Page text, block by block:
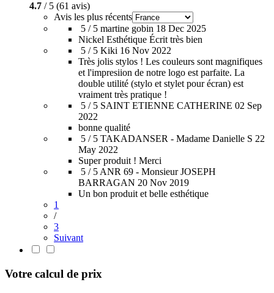
4.7 / 5 (61 avis)
Avis les plus récents
5 / 5 martine gobin 18 Dec 2025
Nickel Esthétique Écrit très bien
5 / 5 Kiki 16 Nov 2022
Très jolis stylos ! Les couleurs sont magnifiques
et l'impresiion de notre logo est parfaite. La
double utilité (stylo et stylet pour écran) est
vraiment très pratique !
5 / 5 SAINT ETIENNE CATHERINE 02 Sep
2022
bonne qualité
5 / 5 TAKADANSER - Madame Danielle S 22
May 2022
Super produit ! Merci
5 / 5 ANR 69 - Monsieur JOSEPH
BARRAGAN 20 Nov 2019
Un bon produit et belle esthétique
1
/
3
Suivant
Votre calcul de prix